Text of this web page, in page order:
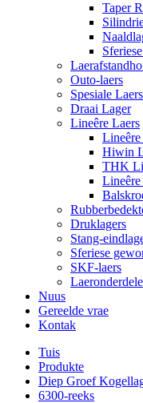
Taper
Outo-laers
Spesiale Laers
Draai Lager
Lineêre Laers
Hiwin
THK
Druklagers
Stang-
Sferiese
SKF-laers
Laeronderdele
Nuus
Gereelde vrae
Kontak
Tuis
Produkte
Diep Groef
6300-reeks